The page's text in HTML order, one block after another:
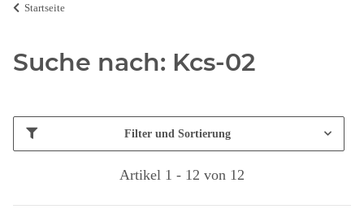
Startseite
Suche nach: Kcs-02
Filter und Sortierung
Artikel 1 - 12 von 12